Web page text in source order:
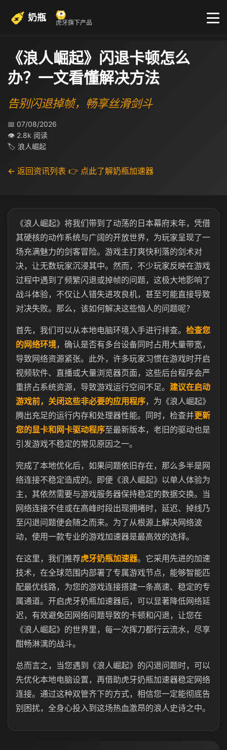
奶瓶 虎牙旗下产品
《浪人崛起》闪退卡顿怎么
办？一文看懂解决方法
告别闪退掉帧，畅享丝滑剑斗
📅 07/08/2026
👁 2.8k 阅读
🏷 浪人崛起
← 返回资讯列表 👉 点此了解奶瓶加速器
《浪人崛起》将我们带到了动荡的日本幕府末年，凭借
其硬核的动作系统与广阔的开放世界，为玩家呈现了一
场充满魅力的剑客冒险。游戏主打爽快利落的剑术对
决，让无数玩家沉浸其中。然而，不少玩家反映在游戏
过程中遇到了频繁闪退或掉帧的问题，这极大地影响了
战斗体验，不仅让人错失进攻良机，甚至可能直接导致
对决失败。那么，该如何解决这些恼人的问题呢？
首先，我们可以从本地电脑环境入手进行排查。 检查您
的网络环境，确认是否有多台设备同时占用大量带宽，
导致网络资源紧张。此外，许多玩家习惯在游戏时开启
视频软件、直播或大量浏览器页面，这些后台程序会严
重挤占系统资源，导致游戏运行空间不足。 建议在启动
游戏前，关闭这些非必要的应用程序，为《浪人崛起》
腾出充足的运行内存和处理器性能。同时，检查并更新
您的显卡和网卡驱动程序至最新版本，老旧的驱动也是
引发游戏不稳定的常见原因之一。
完成了本地优化后，如果问题依旧存在，那么多半是网
络连接不稳定造成的。即便《浪人崛起》以单人体验为
主，其依然需要与游戏服务器保持稳定的数据交换。当
网络连接不佳或在高峰时段出现拥堵时，延迟、掉线乃
至闪退问题便会随之而来。为了从根源上解决网络波
动，使用一款专业的游戏加速器是最高效的选择。
在这里，我们推荐虎牙奶瓶加速器。它采用先进的加速
技术，在全球范围内部署了专属游戏节点，能够智能匹
配最优线路，为您的游戏连接搭建一条高速、稳定的专
属通道。开启虎牙奶瓶加速器后，可以显著降低网络延
迟，有效避免因网络问题导致的卡顿和闪退，让您在
《浪人崛起》的世界里，每一次挥刀都行云流水，尽享
酣畅淋漓的战斗。
总而言之，当您遇到《浪人崛起》的闪退问题时，可以
先优化本地电脑设置，再借助虎牙奶瓶加速器稳定网络
连接。通过这种双管齐下的方式，相信您一定能彻底告
别困扰，全身心投入到这场热血激昂的浪人史诗之中。